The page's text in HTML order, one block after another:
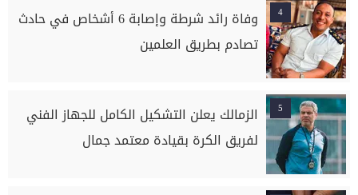
4
وفاة رائد شرطة وإصابة 6 أشخاص في حادث
تصادم بطريق العلمين
5
الزمالك يعلن التشكيل الكامل للجهاز الفني
لفريق الكرة بقيادة معتمد جمال